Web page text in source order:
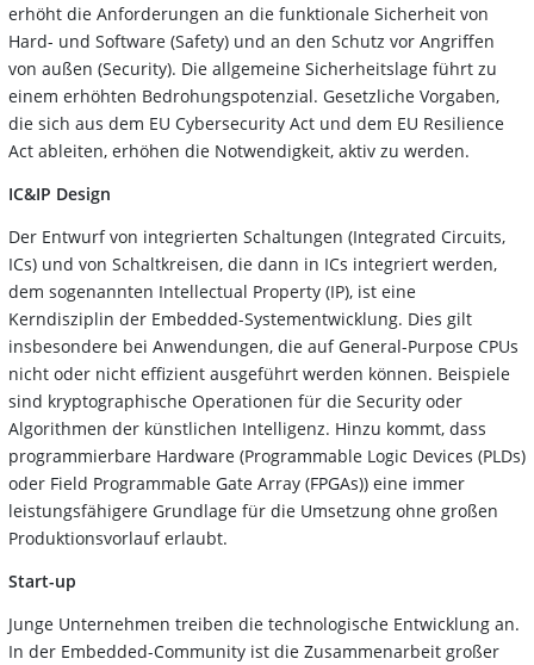
erhöht die Anforderungen an die funktionale Sicherheit von
Hard- und Software (Safety) und an den Schutz vor Angriffen
von außen (Security). Die allgemeine Sicherheitslage führt zu
einem erhöhten Bedrohungspotenzial. Gesetzliche Vorgaben,
die sich aus dem EU Cybersecurity Act und dem EU Resilience
Act ableiten, erhöhen die Notwendigkeit, aktiv zu werden.
IC&IP Design
Der Entwurf von integrierten Schaltungen (Integrated Circuits,
ICs) und von Schaltkreisen, die dann in ICs integriert werden,
dem sogenannten Intellectual Property (IP), ist eine
Kerndisziplin der Embedded-Systementwicklung. Dies gilt
insbesondere bei Anwendungen, die auf General-Purpose CPUs
nicht oder nicht effizient ausgeführt werden können. Beispiele
sind kryptographische Operationen für die Security oder
Algorithmen der künstlichen Intelligenz. Hinzu kommt, dass
programmierbare Hardware (Programmable Logic Devices (PLDs)
oder Field Programmable Gate Array (FPGAs)) eine immer
leistungsfähigere Grundlage für die Umsetzung ohne großen
Produktionsvorlauf erlaubt.
Start-up
Junge Unternehmen treiben die technologische Entwicklung an.
In der Embedded-Community ist die Zusammenarbeit großer